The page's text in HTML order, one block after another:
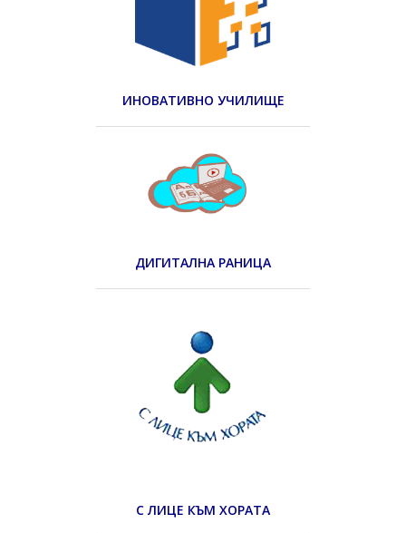
ИНОВАТИВНО УЧИЛИЩЕ
ДИГИТАЛНА РАНИЦА
С ЛИЦЕ КЪМ ХОРАТА